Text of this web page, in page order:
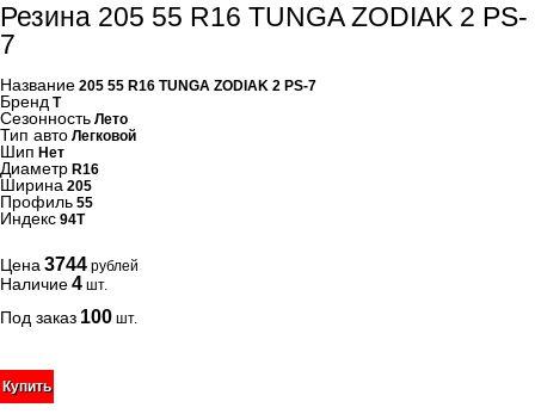
Резина 205 55 R16 TUNGA ZODIAK 2 PS-
7
Название 205 55 R16 TUNGA ZODIAK 2 PS-7
Бренд Т
Сезонность Лето
Тип авто Легковой
Шип Нет
Диаметр R16
Ширина 205
Профиль 55
Индекс 94Т
Цена 3744 рублей
Наличие4 шт.
Под заказ 100 шт.
Купить